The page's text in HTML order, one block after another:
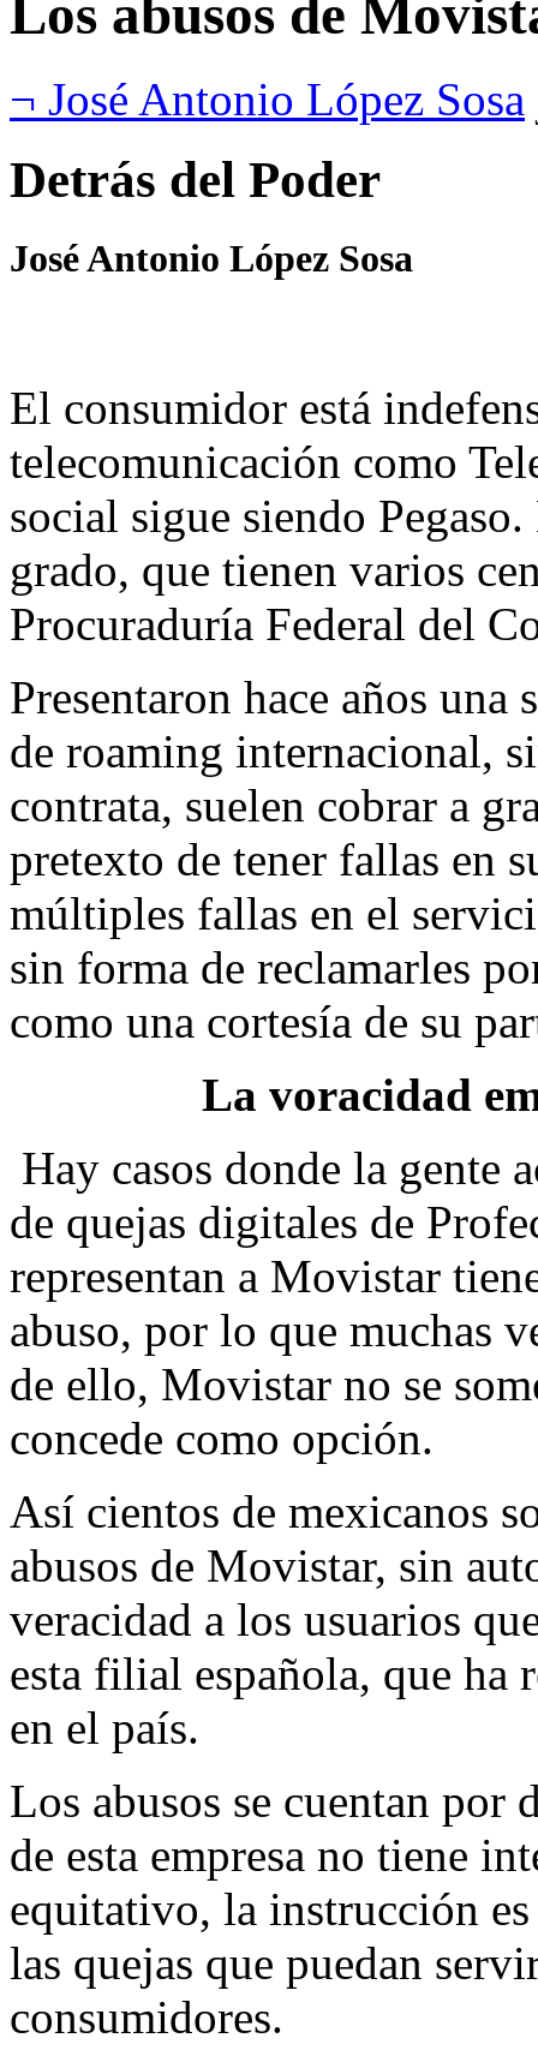
Los abusos de
¬ José Antonio López Sosa
Detrás del Poder
José Antonio López Sosa
El consumidor está
telecomunicación como
social sigue siendo
grado, que tienen varios
Procuraduría Federal del
Presentaron hace años una
de roaming internacional,
contrata, suelen cobrar a
pretexto de tener fallas en
múltiples fallas en el
sin forma de reclamarles
como una cortesía de su
La voracidad
Hay casos donde la gente
de quejas digitales de
representan a Movistar
abuso, por lo que muchas
de ello, Movistar no se
concede como opción.
Así cientos de mexicanos
abusos de Movistar, sin
veracidad a los usuarios
esta filial española, que ha
en el país.
Los abusos se cuentan por
de esta empresa no tiene
equitativo, la instrucción
las quejas que puedan
consumidores.